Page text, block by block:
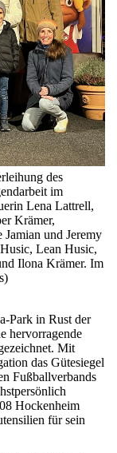
des
im
Lena Lattrell,
Krämer,
und Jeremy
Lean Husic,
Ilona Krämer. Im
Park in Rust der
hervorragende
Mit
das Gütesiegel
Fußballverbands
Hockenheim
für sein